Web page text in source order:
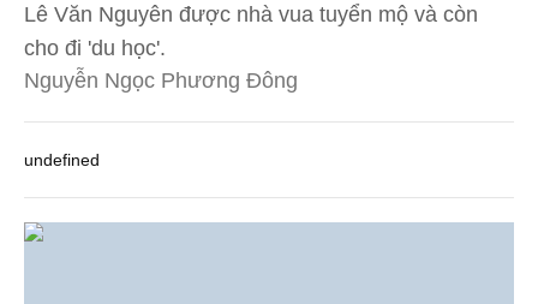
Lê Văn Nguyên được nhà vua tuyển mộ và còn
cho đi 'du học'.
Nguyễn Ngọc Phương Đông
undefined